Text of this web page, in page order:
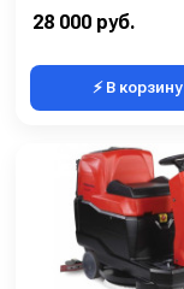
Температура (°C):
28 000 руб.
⚡ В корзину